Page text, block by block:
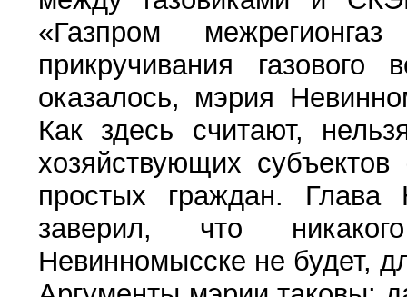
«Газпром
прикручивания
оказалось, мэрия
Как здесь считают,
хозяйствующих
простых граждан. Глава
заверил, что
Невинномысске не будет,